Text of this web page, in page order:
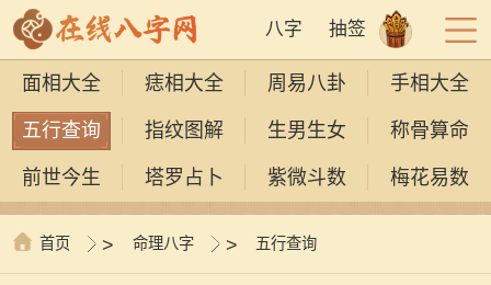
八字 抽签
面相大全 痣相大全 周易八卦 手相大全
五行查询 指纹图解 生男生女 称骨算命
前世今生 塔罗占卜 紫微斗数 梅花易数
首页 > 命理八字 > 五行查询